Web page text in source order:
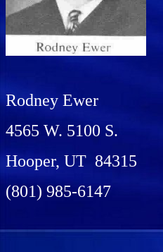
Rodney Ewer
4565 W. 5100 S.
Hooper, UT 84315
(801) 985-6147